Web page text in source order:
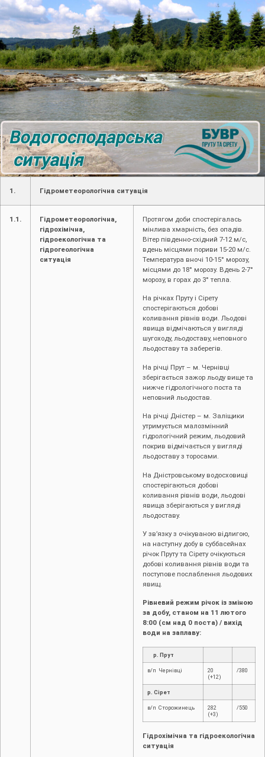
1. Гідрометеорологічна ситуація
1.1.
Гідрометеорологічна,
гідрохімічна,
гідроекологічна та
гідрогеологічна
ситуація
Протягом доби спостерігалась
мінлива хмарність, без опадів.
Вітер південно-східний 7-12 м/с,
вдень місцями пориви 15-20 м/с.
Температура вночі 10-15° морозу,
місцями до 18° морозу. Вдень 2-7°
морозу, в горах до 3° тепла.
На річках Пруту і Сірету
спостерігаються добові
коливання рівнів води. Льодові
явища відмічаються у вигляді
шугоходу, льодоставу, неповного
льодоставу та заберегів.
На річці Прут – м. Чернівці
зберігається зажор льоду вище та
нижче гідрологічного поста та
неповний льодостав.
На річці Дністер – м. Заліщики
утримується малозмінний
гідрологічний режим, льодовий
покрив відмічається у вигляді
льодоставу з торосами.
На Дністровському водосховищі
спостерігаються добові
коливання рівнів води, льодові
явища зберігаються у вигляді
льодоставу.
У зв’язку з очікуваною відлигою,
на наступну добу в суббасейнах
річок Пруту та Сірету очікуються
добові коливання рівнів води та
поступове послаблення льодових
явищ.
Рівневий режим річок із зміною
за добу, станом на 11 лютого
8:00 (см над 0 поста) / вихід
води на заплаву:
р. Прут
в/п Чернівці
20
(+12)
/380
р. Сірет
в/п Сторожинець
282
(+3)
/550
Гідрохімічна та гідроекологічна
ситуація